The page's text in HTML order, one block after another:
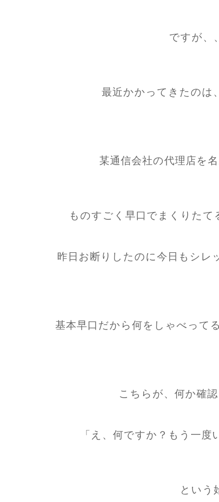
ですが、
最近かかってきたのは
某通信会社の代理店を
ものすごく早口でまくりた
昨日お断りしたのに今日もシ
基本早口だから何をしゃべって
こちらが、何か確
「え、何ですか？もう一
という